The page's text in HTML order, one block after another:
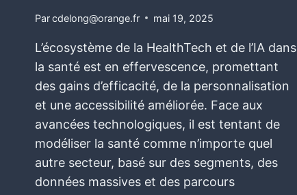
Parcdelong@orange.fr mai 19, 2025
L’écosystème de la HealthTech et de l’IA dans
la santé est en effervescence, promettant
des gains d’efficacité, de la personnalisation
et une accessibilité améliorée. Face aux
avancées technologiques, il est tentant de
modéliser la santé comme n’importe quel
autre secteur, basé sur des segments, des
données massives et des parcours